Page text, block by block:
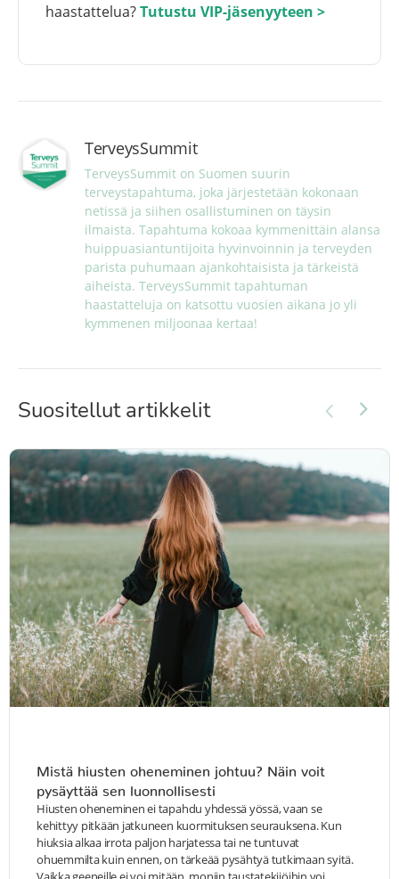
haastattelua?Tutustu VIP-jäsenyyteen >
TerveysSummit
TerveysSummit on Suomen suurin
terveystapahtuma, joka järjestetään kokonaan
netissä ja siihen osallistuminen on täysin
ilmaista. Tapahtuma kokoaa kymmenittäin alansa
huippuasiantuntijoita hyvinvoinnin ja terveyden
parista puhumaan ajankohtaisista ja tärkeistä
aiheista. TerveysSummit tapahtuman
haastatteluja on katsottu vuosien aikana jo yli
kymmenen miljoonaa kertaa!
Suositellut artikkelit
Mistä hiusten oheneminen johtuu? Näin voit
pysäyttää sen luonnollisesti
Hiusten oheneminen ei tapahdu yhdessä yössä, vaan se
kehittyy pitkään jatkuneen kuormituksen seurauksena. Kun
hiuksia alkaa irrota paljon harjatessa tai ne tuntuvat
ohuemmilta kuin ennen, on tärkeää pysähtyä tutkimaan syitä.